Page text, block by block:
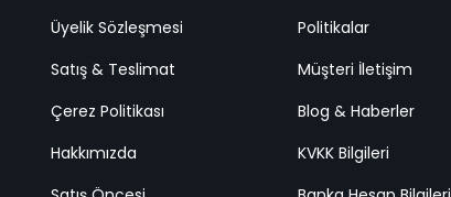
Işıklı 50 Kg Taşıma Kapasiteli
Üyelik Sözleşmesi
Satış & Teslimat
Çerez Politikası
Hakkımızda
Politikalar
Müşteri İletişim
Blog & Haberler
KVKK Bilgileri